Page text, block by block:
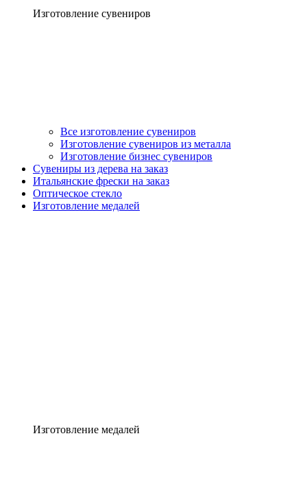
Изготовление сувениров
Все изготовление сувениров
Изготовление сувениров из металла
Изготовление бизнес сувениров
Сувениры из дерева на заказ
Итальянские фрески на заказ
Оптическое стекло
Изготовление медалей
Изготовление медалей